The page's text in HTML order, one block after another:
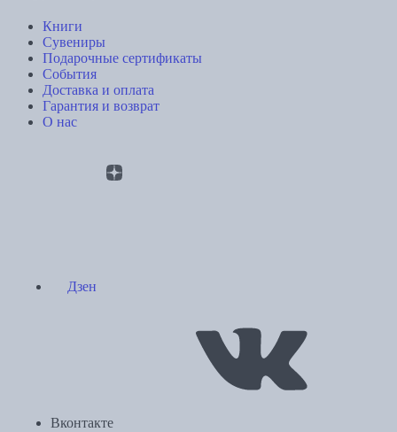
Книги
Сувениры
Подарочные сертификаты
События
Доставка и оплата
Гарантия и возврат
О нас
Дзен
Вконтакте